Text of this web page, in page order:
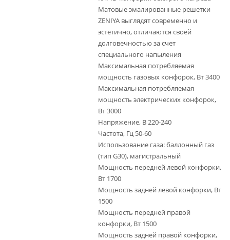
Матовые эмалированные решетки
ZENIYA выглядят современно и
эстетично, отличаются своей
долговечностью за счет
специального напыления
Максимальная потребляемая
мощность газовых конфорок, Вт 3400
Максимальная потребляемая
мощность электрических конфорок,
Вт 3000
Напряжение, В 220-240
Частота, Гц 50-60
Использование газа: баллонный газ
(тип G30), магистральный
Мощность передней левой конфорки,
Вт 1700
Мощность задней левой конфорки, Вт
1500
Мощность передней правой
конфорки, Вт 1500
Мощность задней правой конфорки,